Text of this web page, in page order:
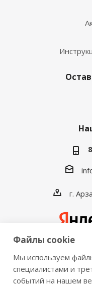
г.
2016-2026 ©
сейфов Valberg и
Файлы cookie
Мы используем
специалистами и
событий на нашем